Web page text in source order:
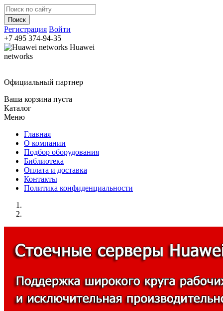
Регистрация Войти
+7 495 374-94-35
Huawei
networks
Официальный партнер
Ваша корзина пуста
Каталог
Меню
Главная
О компании
Подбор оборудования
Библиотека
Оплата и доставка
Контакты
Политика конфиденциальности